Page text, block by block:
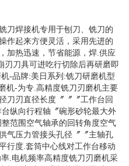
刀焊接机专用于刨刀、铣刀的
作起来方便灵活，采用先进的
加热迅速，节省能源，焊.供应
刃刀具可进吃行切除后再研磨即
-品牌:美日系列:铣刀研磨机型
机-为专.高精度铣刀刃磨机主要
刀刃直径长度〞〞〞工作台回
纵向行程轴〞碗形砂轮最大外
范围空气轴承的回转角度空气
气压力管接头孔径〞〞主轴孔
行度.套筒中心线对工作台移动
.电机频率高精度铣刀刃磨机采